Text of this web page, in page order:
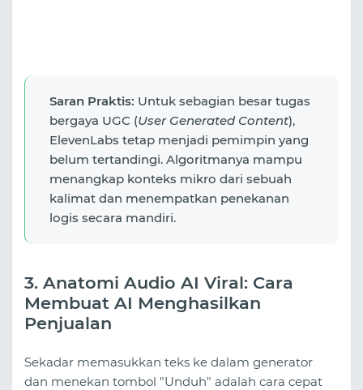
Saran Praktis: Untuk sebagian besar tugas
bergaya UGC (User Generated Content),
ElevenLabs tetap menjadi pemimpin yang
belum tertandingi. Algoritmanya mampu
menangkap konteks mikro dari sebuah
kalimat dan menempatkan penekanan
logis secara mandiri.
3. Anatomi Audio AI Viral: Cara
Membuat AI Menghasilkan
Penjualan
Sekadar memasukkan teks ke dalam generator
dan menekan tombol "Unduh" adalah cara cepat